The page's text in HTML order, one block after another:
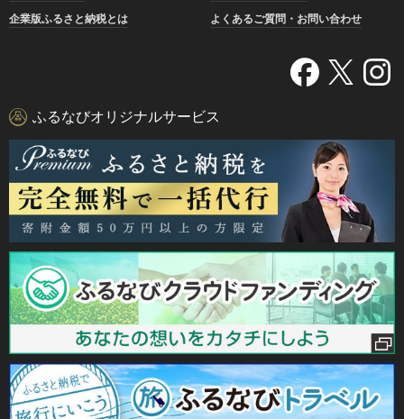
企業版ふるさと納税とは
よくあるご質問・お問い合わせ
ふるなびオリジナルサービス